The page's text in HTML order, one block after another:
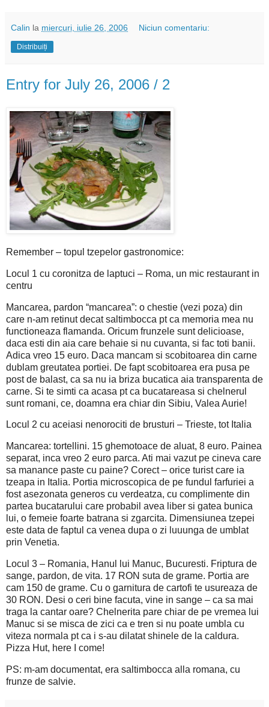
Calin la miercuri, iulie 26, 2006 Niciun comentariu:
Distribuiți
Entry for July 26, 2006 / 2
Remember – topul tzepelor gastronomice:
Locul 1 cu coronitza de laptuci – Roma, un mic restaurant in
centru
Mancarea, pardon “mancarea”: o chestie (vezi poza) din
care n-am retinut decat saltimbocca pt ca memoria mea nu
functioneaza flamanda. Oricum frunzele sunt delicioase,
daca esti din aia care behaie si nu cuvanta, si fac toti banii.
Adica vreo 15 euro. Daca mancam si scobitoarea din carne
dublam greutatea portiei. De fapt scobitoarea era pusa pe
post de balast, ca sa nu ia briza bucatica aia transparenta de
carne. Si te simti ca acasa pt ca bucatareasa si chelnerul
sunt romani, ce, doamna era chiar din Sibiu, Valea Aurie!
Locul 2 cu aceiasi nenorociti de brusturi – Trieste, tot Italia
Mancarea: tortellini. 15 ghemotoace de aluat, 8 euro. Painea
separat, inca vreo 2 euro parca. Ati mai vazut pe cineva care
sa manance paste cu paine? Corect – orice turist care ia
tzeapa in Italia. Portia microscopica de pe fundul farfuriei a
fost asezonata generos cu verdeatza, cu complimente din
partea bucatarului care probabil avea liber si gatea bunica
lui, o femeie foarte batrana si zgarcita. Dimensiunea tzepei
este data de faptul ca venea dupa o zi luuunga de umblat
prin Venetia.
Locul 3 – Romania, Hanul lui Manuc, Bucuresti. Friptura de
sange, pardon, de vita. 17 RON suta de grame. Portia are
cam 150 de grame. Cu o garnitura de cartofi te usureaza de
30 RON. Desi o ceri bine facuta, vine in sange – ca sa mai
traga la cantar oare? Chelnerita pare chiar de pe vremea lui
Manuc si se misca de zici ca e tren si nu poate umbla cu
viteza normala pt ca i s-au dilatat shinele de la caldura.
Pizza Hut, here I come!
PS: m-am documentat, era saltimbocca alla romana, cu
frunze de salvie.